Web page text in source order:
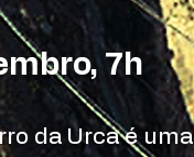
7h
da Urca é uma